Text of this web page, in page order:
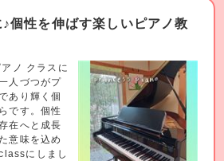
個性を伸ばす楽しいピアノ教
ノ クラスに
人づつがプ
あり輝く個
です。個性
在へと成長
意味を込め
にしまし